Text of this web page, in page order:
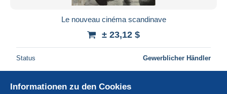
Le nouveau cinéma scandinave
± 23,12 $
Status Gewerblicher Händler
Informationen zu den Cookies